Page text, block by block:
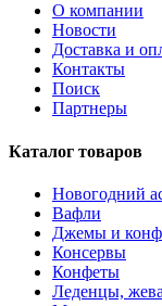
О компании
Новости
Доставка и
Контакты
Поиск
Партнеры
Каталог товаров
Новогодний
Вафли
Джемы и
Консервы
Конфеты
Леденцы,